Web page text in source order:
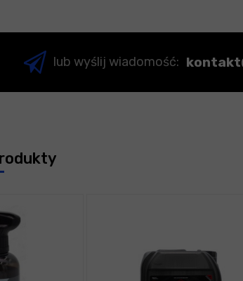
lub wyślij wiadomość: